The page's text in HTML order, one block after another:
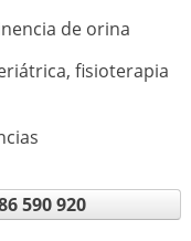
de orina
, fisioterapia
590 920